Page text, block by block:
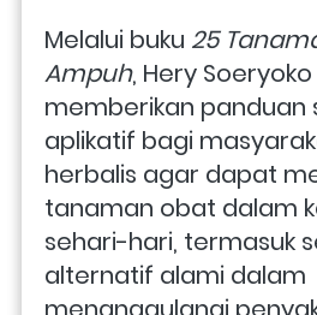
Melalui buku 25
Ampuh, Hery
memberikan panduan
aplikatif bagi
herbalis agar dapat
tanaman obat dalam
sehari-hari, termasuk
alternatif alami dalam